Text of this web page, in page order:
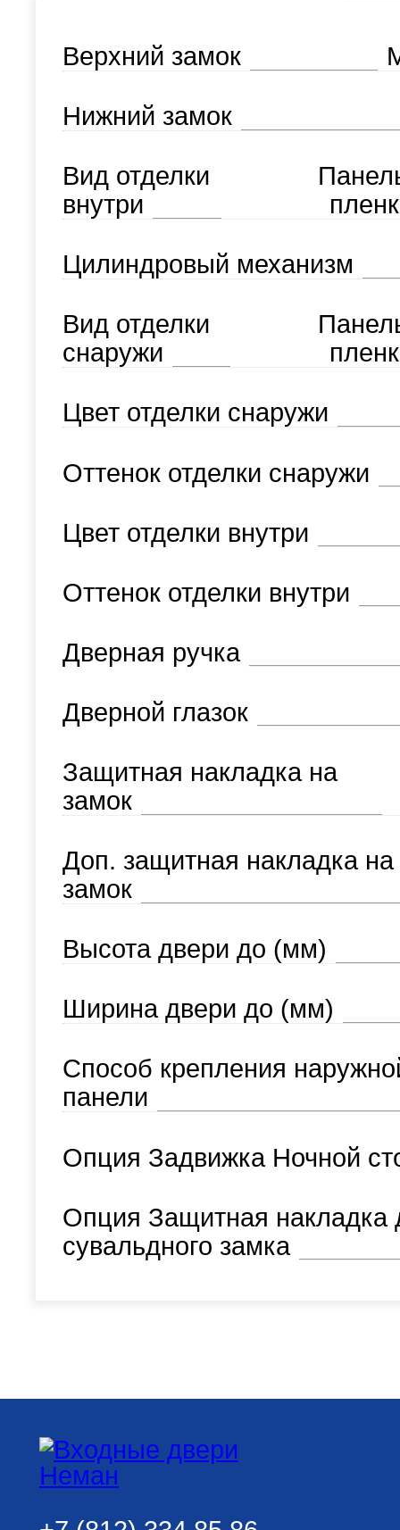
Верхний замок
Нижний замок
Вид отделки
внутри
Цилиндровый механизм
Вид отделки
снаружи
Цвет отделки снаружи
Оттенок отделки снаружи
Цвет отделки внутри
Оттенок отделки внутри
Дверная ручка
Дверной глазок
Защитная накладка на
замок
Доп. защитная накладка на
замок
Высота двери до (мм)
Ширина двери до (мм)
Способ крепления
панели
Опция Задвижка Ночной
Опция Защитная накладка
сувальдного замка